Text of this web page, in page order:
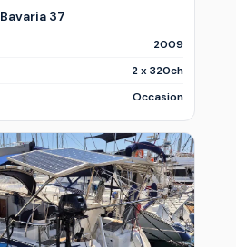
Bavaria 37
2009
2 x 320ch
Occasion